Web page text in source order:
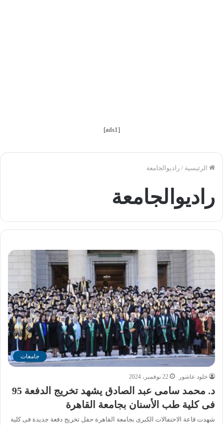
[ads1]
الرئيسية / راديوالجامعة
راديوالجامعة
جامعات
خلود عاشور 22 نوفمبر، 2024
د. محمد سامى عبد الصادق يشهد تخريج الدفعة 95
فى كلية طب الأسنان بجامعة القاهرة
شهدت قاعة الاحتفالات الكبرى بجامعة القاهرة حفل تخريج دفعة جديدة فى كلية